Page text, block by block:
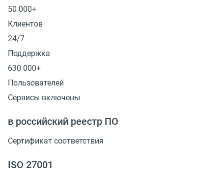
50 000+
Клиентов
24/7
Поддержка
630 000+
Пользователей
Сервисы включены
в российский реестр ПО
Сертификат соответствия
ISO 27001